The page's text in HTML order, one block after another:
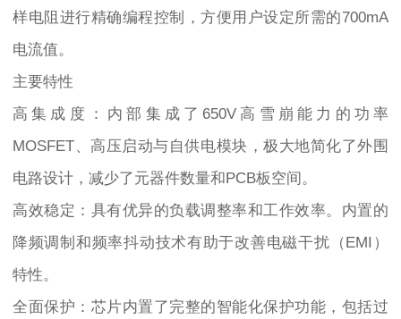
样电阻进行精确编程控制，方便用户设定所需的700mA
电流值。
主要特性
高集成度：内部集成了650V高雪崩能力的功率
MOSFET、高压启动与自供电模块，极大地简化了外围
电路设计，减少了元器件数量和PCB板空间。
高效稳定：具有优异的负载调整率和工作效率。内置的
降频调制和频率抖动技术有助于改善电磁干扰（EMI）
特性。
全面保护：芯片内置了完整的智能化保护功能，包括过